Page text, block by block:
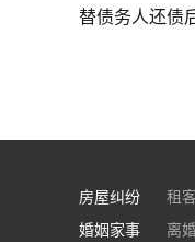
替债务人还债
房屋纠纷 租
房
婚姻家事 离